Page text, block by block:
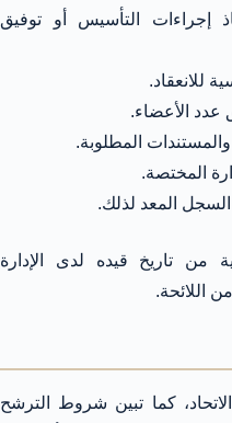
إجراءات التأسيس أو توفيق
للانعقاد.
عدد الأعضاء.
المطلوبة.
المختصة.
السجل المعد لذلك.
من تاريخ قيده لدى الإدارة
رئاسة الاتحاد، كما تبين شروط الترشح